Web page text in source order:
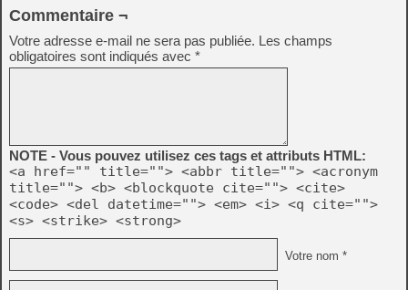
Commentaire ¬
Votre adresse e-mail ne sera pas publiée. Les champs
obligatoires sont indiqués avec *
NOTE - Vous pouvez utilisez ces tags et attributs HTML:
<a href="" title=""> <abbr title=""> <acronym
title=""> <b> <blockquote cite=""> <cite>
<code> <del datetime=""> <em> <i> <q cite="">
<s> <strike> <strong>
Votre nom *